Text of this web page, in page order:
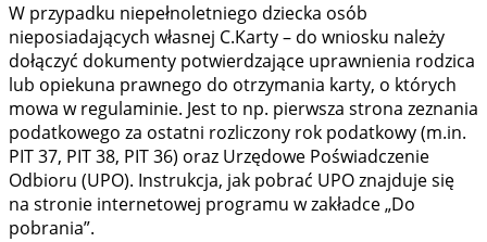
W przypadku niepełnoletniego dziecka osób
nieposiadających własnej C.Karty – do wniosku należy
dołączyć dokumenty potwierdzające uprawnienia rodzica
lub opiekuna prawnego do otrzymania karty, o których
mowa w regulaminie. Jest to np. pierwsza strona zeznania
podatkowego za ostatni rozliczony rok podatkowy (m.in.
PIT 37, PIT 38, PIT 36) oraz Urzędowe Poświadczenie
Odbioru (UPO). Instrukcja, jak pobrać UPO znajduje się
na stronie internetowej programu w zakładce „Do
pobrania”.